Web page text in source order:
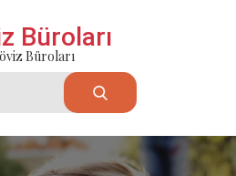
Büroları
Büroları